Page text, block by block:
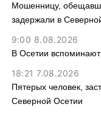
Мошенницу,
задержали в
9:00 8.08.2026
В Осетии вспоминают
18:21 7.08.2026
Пятерых человек,
Северной Осетии